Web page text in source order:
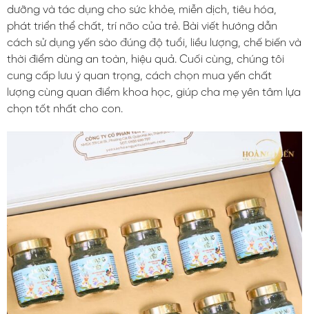
dưỡng và tác dụng cho sức khỏe, miễn dịch, tiêu hóa,
phát triển thể chất, trí não của trẻ. Bài viết hướng dẫn
cách sử dụng yến sào đúng độ tuổi, liều lượng, chế biến và
thời điểm dùng an toàn, hiệu quả. Cuối cùng, chúng tôi
cung cấp lưu ý quan trọng, cách chọn mua yến chất
lượng cùng quan điểm khoa học, giúp cha mẹ yên tâm lựa
chọn tốt nhất cho con.